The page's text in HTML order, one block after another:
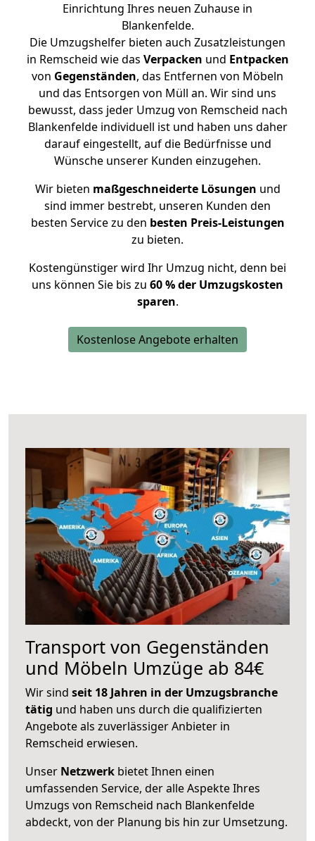
Einrichtung Ihres neuen Zuhause in
Blankenfelde.
Die Umzugshelfer bieten auch Zusatzleistungen
in Remscheid wie das Verpacken und Entpacken
von Gegenständen, das Entfernen von Möbeln
und das Entsorgen von Müll an. Wir sind uns
bewusst, dass jeder Umzug von Remscheid nach
Blankenfelde individuell ist und haben uns daher
darauf eingestellt, auf die Bedürfnisse und
Wünsche unserer Kunden einzugehen.
Wir bieten maßgeschneiderte Lösungen und
sind immer bestrebt, unseren Kunden den
besten Service zu den besten Preis-Leistungen
zu bieten.
Kostengünstiger wird Ihr Umzug nicht, denn bei
uns können Sie bis zu 60 % der Umzugskosten
sparen.
Kostenlose Angebote erhalten
Transport von Gegenständen
und Möbeln Umzüge ab 84€
Wir sind seit 18 Jahren in der Umzugsbranche
tätig und haben uns durch die qualifizierten
Angebote als zuverlässiger Anbieter in
Remscheid erwiesen.
Unser Netzwerk bietet Ihnen einen
umfassenden Service, der alle Aspekte Ihres
Umzugs von Remscheid nach Blankenfelde
abdeckt, von der Planung bis hin zur Umsetzung.